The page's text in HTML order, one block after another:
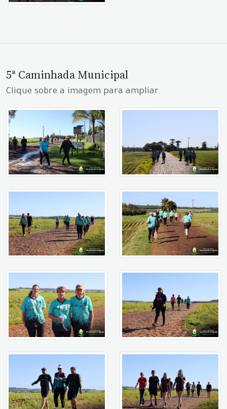
5ª Caminhada Municipal
Clique sobre a imagem para ampliar.